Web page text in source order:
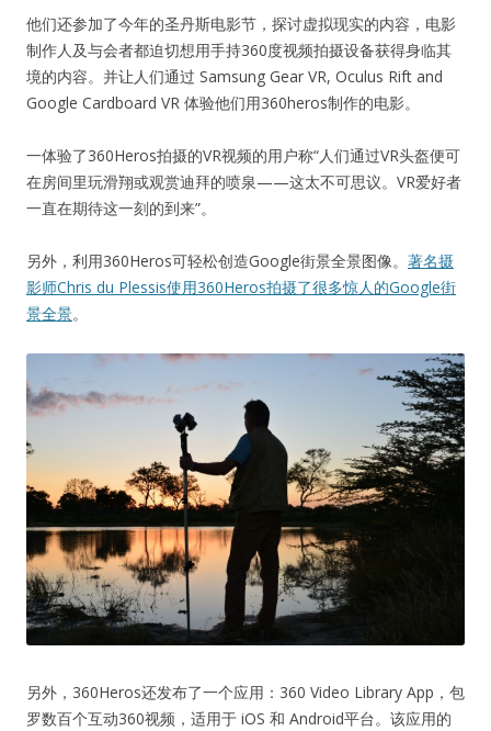
他们还参加了今年的圣丹斯电影节，探讨虚拟现实的内容，电影
制作人及与会者都迫切想用手持360度视频拍摄设备获得身临其
境的内容。并让人们通过 Samsung Gear VR, Oculus Rift and
Google Cardboard VR 体验他们用360heros制作的电影。
一体验了360Heros拍摄的VR视频的用户称“人们通过VR头盔便可
在房间里玩滑翔或观赏迪拜的喷泉——这太不可思议。VR爱好者
一直在期待这一刻的到来”。
另外，利用360Heros可轻松创造Google街景全景图像。 著名摄
影师Chris du Plessis使用360Heros拍摄了很多惊人的Google街
景全景。
另外，360Heros还发布了一个应用：360 Video Library App，包
罗数百个互动360视频，适用于 iOS 和 Android平台。该应用的